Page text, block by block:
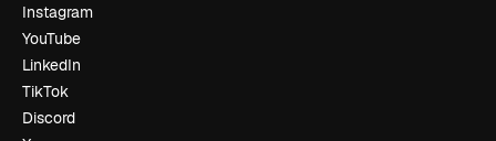
Instagram
YouTube
LinkedIn
TikTok
Discord